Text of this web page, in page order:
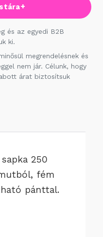
+
és az egyedi B2B
ki.
megrendelésnek és
nem jár. Célunk, hogy
árat biztosítsuk
250
fém
pánttal.